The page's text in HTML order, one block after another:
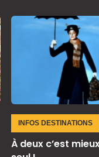
INFOS DESTINATIONS
À deux c’est